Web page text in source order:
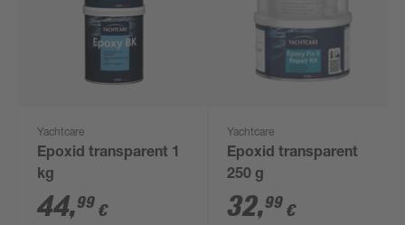
Yachtcare
Epoxid transparent 1
kg
44,99 €
Yachtcare
Epoxid transparent
250 g
32,99 €